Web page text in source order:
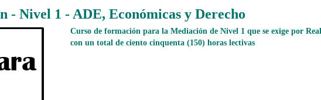
Nivel 1 - ADE, Económicas y Derecho
Curso de formación para la Mediación de Nivel 1 que se exige por
con un total de ciento cinquenta (150) horas lectivas